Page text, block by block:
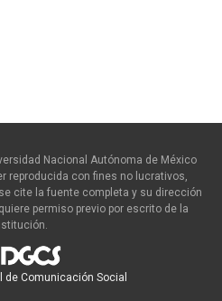
Nacional Autónoma de México
reproducida con fines no lucrativos,
cite la fuente completa y su dirección
permiso previo por escrito de la
de Comunicación Social